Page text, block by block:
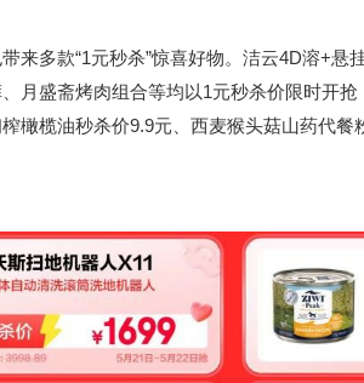
来多款“1元秒杀”惊喜好物。洁云4D溶+悬
月盛斋烤肉组合等均以1元秒杀价限时开
橄榄油秒杀价9.9元、西麦猴头菇山药代餐